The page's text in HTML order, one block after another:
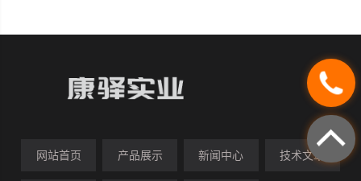
网站首页 产品展示 新闻中心 技术文章